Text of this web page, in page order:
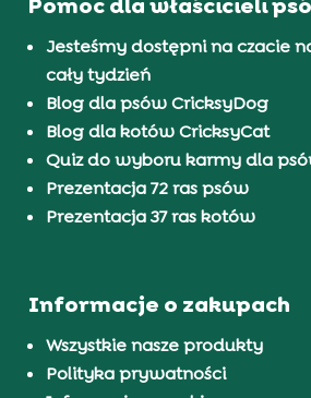
Jesteśmy dostępni na czacie
cały tydzień
Blog dla psów CricksyDog
Blog dla kotów CricksyCat
Quiz do wyboru karmy dla
Prezentacja 72 ras psów
Prezentacja 37 ras kotów
Informacje o zakupach
Wszystkie nasze produkty
Polityka prywatności